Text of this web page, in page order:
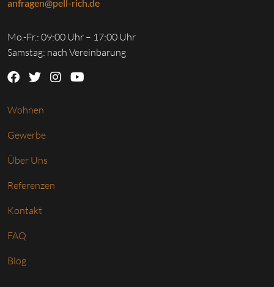
anfragen@pell-rich.de
Mo.-Fr.: 09:00 Uhr – 17:00 Uhr
Samstag: nach Vereinbarung
Wohnen
Gewerbe
Über Uns
Referenzen
Kontakt
FAQ
Blog